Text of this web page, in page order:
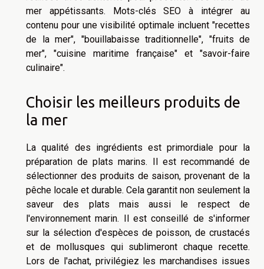
mer appétissants. Mots-clés SEO à intégrer au
contenu pour une visibilité optimale incluent "recettes
de la mer", "bouillabaisse traditionnelle", "fruits de
mer", "cuisine maritime française" et "savoir-faire
culinaire".
Choisir les meilleurs produits de
la mer
La qualité des ingrédients est primordiale pour la
préparation de plats marins. Il est recommandé de
sélectionner des produits de saison, provenant de la
pêche locale et durable. Cela garantit non seulement la
saveur des plats mais aussi le respect de
l'environnement marin. Il est conseillé de s'informer
sur la sélection d'espèces de poisson, de crustacés
et de mollusques qui sublimeront chaque recette.
Lors de l'achat, privilégiez les marchandises issues